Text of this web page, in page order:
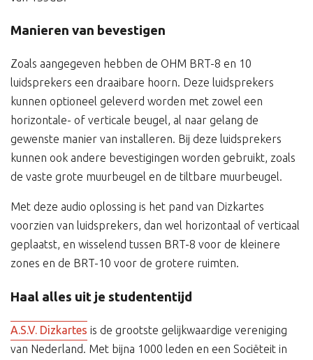
Manieren van bevestigen
Zoals aangegeven hebben de OHM BRT-8 en 10
luidsprekers een draaibare hoorn. Deze luidsprekers
kunnen optioneel geleverd worden met zowel een
horizontale- of verticale beugel, al naar gelang de
gewenste manier van installeren. Bij deze luidsprekers
kunnen ook andere bevestigingen worden gebruikt, zoals
de vaste grote muurbeugel en de tiltbare muurbeugel.
Met deze audio oplossing is het pand van Dizkartes
voorzien van luidsprekers, dan wel horizontaal of verticaal
geplaatst, en wisselend tussen BRT-8 voor de kleinere
zones en de BRT-10 voor de grotere ruimten.
Haal alles uit je studententijd
A.S.V. Dizkartes is de grootste gelijkwaardige vereniging
van Nederland. Met bijna 1000 leden en een Sociëteit in